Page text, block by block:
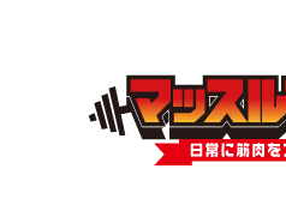
TOKYO FMラ
で紹介さ…